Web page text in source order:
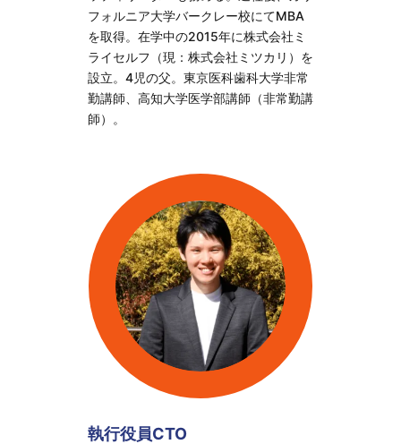
フォルニア大学バークレー校にてMBA
を取得。在学中の2015年に株式会社ミ
ライセルフ（現：株式会社ミツカリ）を
設立。4児の父。東京医科歯科大学非常
勤講師、高知大学医学部講師（非常勤講
師）。
執行役員CTO